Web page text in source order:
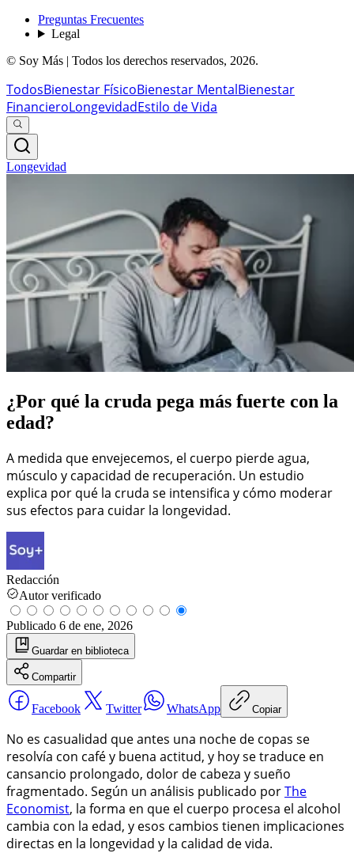
Preguntas Frecuentes
Legal
© Soy Más | Todos los derechos reservados, 2026.
TodosBienestar FísicoBienestar MentalBienestar
FinancieroLongevidadEstilo de Vida
Longevidad
¿Por qué la cruda pega más fuerte con la
edad?
A medida que envejecemos, el cuerpo pierde agua,
músculo y capacidad de recuperación. Un estudio
explica por qué la cruda se intensifica y cómo moderar
sus efectos para cuidar la longevidad.
Redacción
Autor verificado
Publicado 6 de ene, 2026
Guardar en biblioteca
Compartir
Facebook Twitter WhatsApp Copiar
No es casualidad que antes una noche de copas se
resolvía con café y buena actitud, y hoy se traduce en
cansancio prolongado, dolor de cabeza y sueño
fragmentado. Según un análisis publicado porThe
Economist, la forma en que el cuerpo procesa el alcohol
cambia con la edad, y esos cambios tienen implicaciones
directas en la longevidad y la calidad de vida.